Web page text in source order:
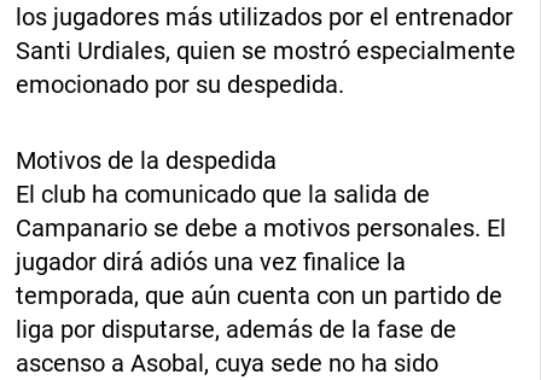
los jugadores más utilizados por el entrenador
Santi Urdiales, quien se mostró especialmente
emocionado por su despedida.
Motivos de la despedida
El club ha comunicado que la salida de
Campanario se debe a motivos personales. El
jugador dirá adiós una vez finalice la
temporada, que aún cuenta con un partido de
liga por disputarse, además de la fase de
ascenso a Asobal, cuya sede no ha sido